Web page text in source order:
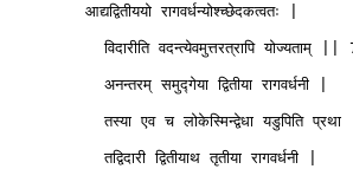
        आद्यद्वितीययो रागवर्धन्योश्च्छेदकत्वतः |
विदारीति वदन्त्येवमुत्तरत्रापि योज्यताम् ||
          अनन्तरम् समुद्गेया द्वितीया रागवर्धनी |
तस्या एव च लोकेस्मिन्द्वेधा यडुपिति प्रथा
          तद्विदारी द्वितीयाथ तृतीया रागवर्धनी |